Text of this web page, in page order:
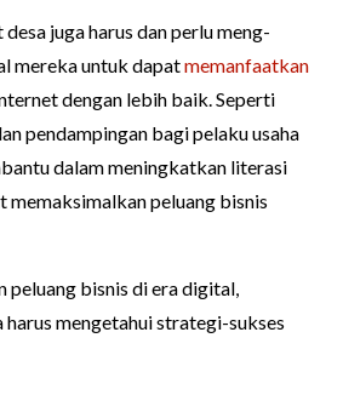
juga harus dan perlu meng-
mereka untuk dapatmemanfaatkan
dengan lebih baik. Seperti
pendampingan bagi pelaku usaha
dalam meningkatkan literasi
memaksimalkan peluang bisnis
peluang bisnis di era digital,
harus mengetahui strategi-sukses